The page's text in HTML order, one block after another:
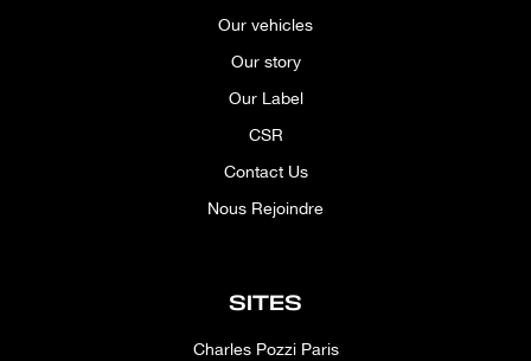
Our vehicles
Our story
Our Label
CSR
Contact Us
Nous Rejoindre
SITES
Charles Pozzi Paris